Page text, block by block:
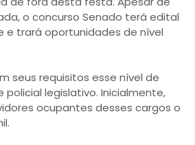
o concurso Senado terá edital
e trará oportunidades de nível
seus requisitos esse nível de
policial legislativo. Inicialmente,
ocupantes desses cargos o